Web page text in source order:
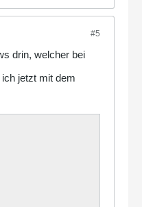
#5
drin, welcher bei
jetzt mit dem